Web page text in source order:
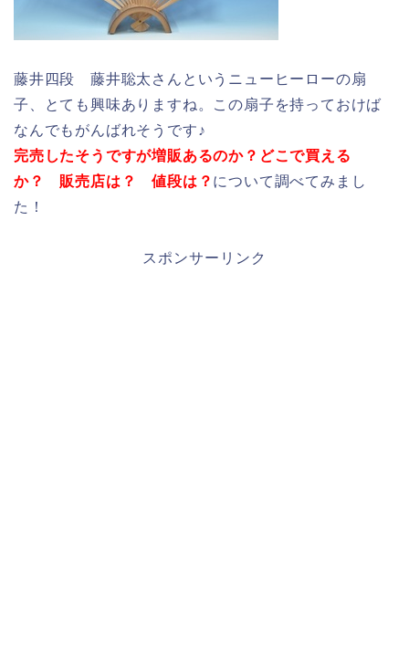
藤井四段 藤井聡太さんというニューヒーローの扇
子、とても興味ありますね。この扇子を持っておけば
なんでもがんばれそうです♪
完売したそうですが増販あるのか？どこで買える
か？ 販売店は？ 値段は？ について調べてみまし
た！
スポンサーリンク